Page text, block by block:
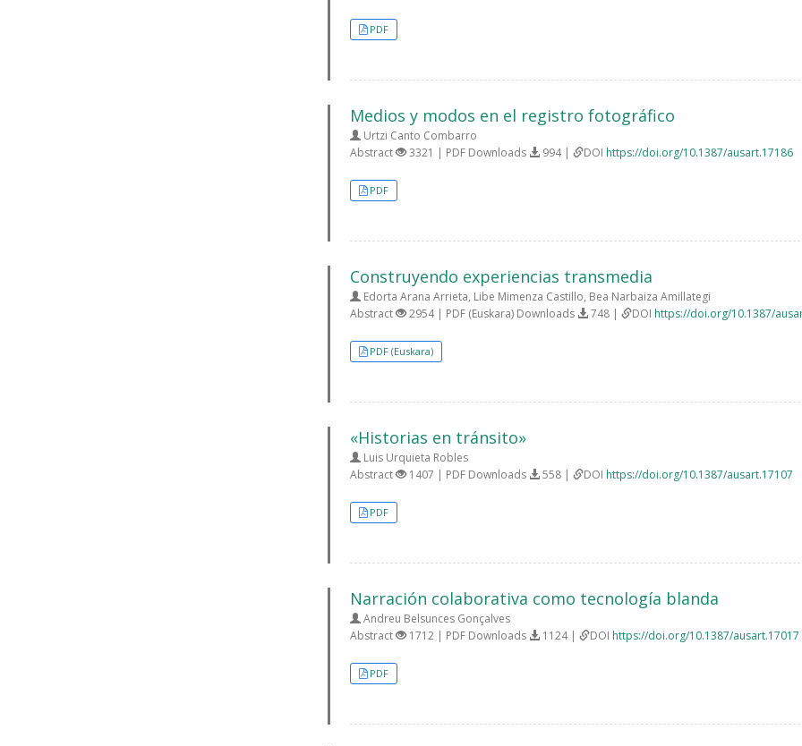
PDF
Medios y modos en el registro fotográfico
Urtzi Canto Combarro
Abstract
3321 | PDF Downloads 994 | DOI https://doi.org/10.1387/ausart.17186
PDF
Construyendo experiencias transmedia
Edorta Arana Arrieta, Libe Mimenza Castillo, Bea Narbaiza Amillategi
Abstract
2954 | PDF (Euskara) Downloads 748 | DOI https://doi.org/10.1387/
PDF (Euskara)
«Historias en tránsito»
Luis Urquieta Robles
Abstract
1407 | PDF Downloads 558 | DOI https://doi.org/10.1387/ausart.17107
PDF
Narración colaborativa como tecnología blanda
Andreu Belsunces Gonçalves
Abstract
1712 | PDF Downloads 1124 | DOI https://doi.org/10.1387/ausart.17017
PDF